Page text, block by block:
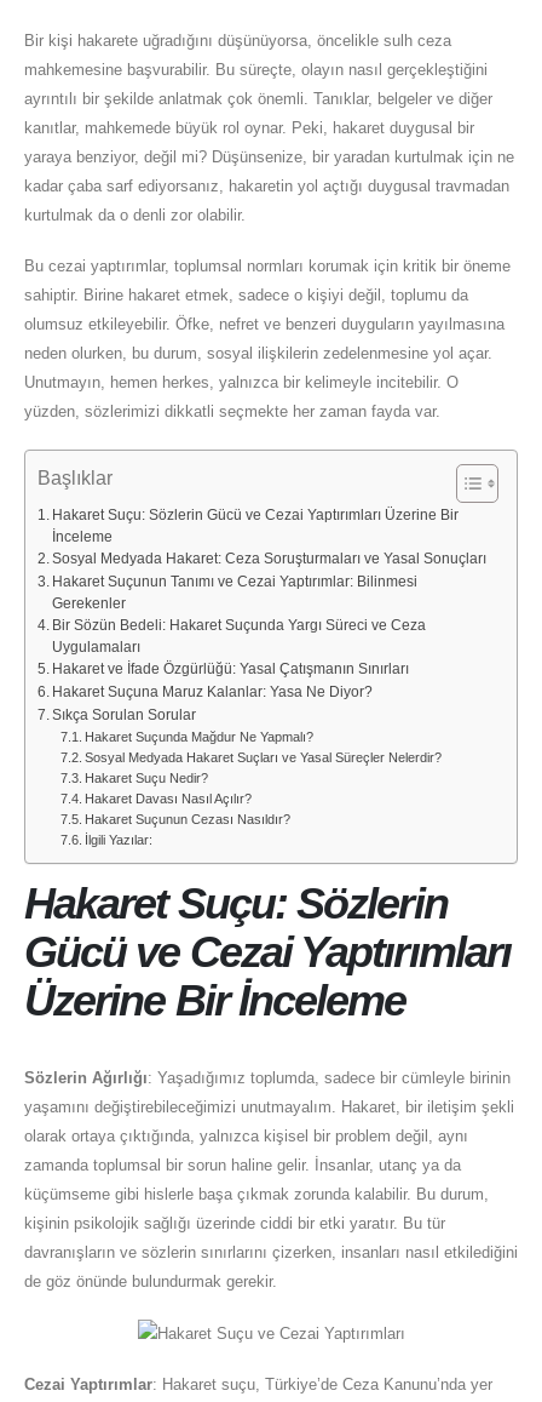
Bir kişi hakarete uğradığını düşünüyorsa, öncelikle sulh ceza
mahkemesine başvurabilir. Bu süreçte, olayın nasıl gerçekleştiğini
ayrıntılı bir şekilde anlatmak çok önemli. Tanıklar, belgeler ve diğer
kanıtlar, mahkemede büyük rol oynar. Peki, hakaret duygusal bir
yaraya benziyor, değil mi? Düşünsenize, bir yaradan kurtulmak için ne
kadar çaba sarf ediyorsanız, hakaretin yol açtığı duygusal travmadan
kurtulmak da o denli zor olabilir.
Bu cezai yaptırımlar, toplumsal normları korumak için kritik bir öneme
sahiptir. Birine hakaret etmek, sadece o kişiyi değil, toplumu da
olumsuz etkileyebilir. Öfke, nefret ve benzeri duyguların yayılmasına
neden olurken, bu durum, sosyal ilişkilerin zedelenmesine yol açar.
Unutmayın, hemen herkes, yalnızca bir kelimeyle incitebilir. O
yüzden, sözlerimizi dikkatli seçmekte her zaman fayda var.
Başlıklar
Hakaret Suçu: Sözlerin Gücü ve Cezai Yaptırımları Üzerine Bir
İnceleme
Sosyal Medyada Hakaret: Ceza Soruşturmaları ve Yasal Sonuçları
Hakaret Suçunun Tanımı ve Cezai Yaptırımlar: Bilinmesi
Gerekenler
Bir Sözün Bedeli: Hakaret Suçunda Yargı Süreci ve Ceza
Uygulamaları
Hakaret ve İfade Özgürlüğü: Yasal Çatışmanın Sınırları
Hakaret Suçuna Maruz Kalanlar: Yasa Ne Diyor?
Sıkça Sorulan Sorular
Hakaret Suçunda Mağdur Ne Yapmalı?
Sosyal Medyada Hakaret Suçları ve Yasal Süreçler Nelerdir?
Hakaret Suçu Nedir?
Hakaret Davası Nasıl Açılır?
Hakaret Suçunun Cezası Nasıldır?
İlgili Yazılar:
Hakaret Suçu: Sözlerin
Gücü ve Cezai Yaptırımları
Üzerine Bir İnceleme
Sözlerin Ağırlığı: Yaşadığımız toplumda, sadece bir cümleyle birinin
yaşamını değiştirebileceğimizi unutmayalım. Hakaret, bir iletişim şekli
olarak ortaya çıktığında, yalnızca kişisel bir problem değil, aynı
zamanda toplumsal bir sorun haline gelir. İnsanlar, utanç ya da
küçümseme gibi hislerle başa çıkmak zorunda kalabilir. Bu durum,
kişinin psikolojik sağlığı üzerinde ciddi bir etki yaratır. Bu tür
davranışların ve sözlerin sınırlarını çizerken, insanları nasıl etkilediğini
de göz önünde bulundurmak gerekir.
Cezai Yaptırımlar: Hakaret suçu, Türkiye’de Ceza Kanunu’nda yer